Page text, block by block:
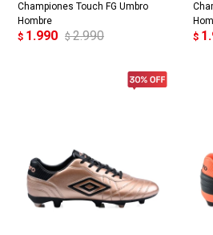
Championes Touch FG Umbro
Hombre
$ 1.990 $ 2.990 $